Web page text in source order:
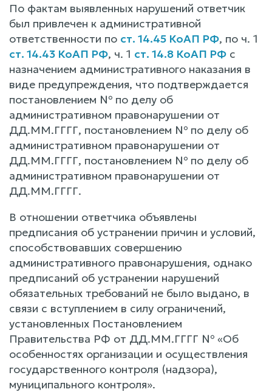
По фактам выявленных нарушений ответчик
был привлечен к административной
ответственности по ст. 14.45 КоАП РФ, по ч. 1
ст. 14.43 КоАП РФ, ч. 1 ст. 14.8 КоАП РФ с
назначением административного наказания в
виде предупреждения, что подтверждается
постановлением № по делу об
административном правонарушении от
ДД.ММ.ГГГГ, постановлением № по делу об
административном правонарушении от
ДД.ММ.ГГГГ, постановлением № по делу об
административном правонарушении от
ДД.ММ.ГГГГ.
В отношении ответчика объявлены
предписания об устранении причин и условий,
способствовавших совершению
административного правонарушения, однако
предписаний об устранении нарушений
обязательных требований не было выдано, в
связи с вступлением в силу ограничений,
установленных Постановлением
Правительства РФ от ДД.ММ.ГГГГ № «Об
особенностях организации и осуществления
государственного контроля (надзора),
муниципального контроля».